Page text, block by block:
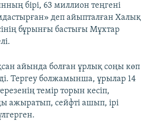
бірі, 63 миллион теңгені
деп айыпталған Халық
бұрынғы бастығы Мұхтар
айында болған ұрлық соңы көп
Тергеу болжамынша, ұрылар 14
темір торын кесіп,
ажыратып, сейфті ашып, ірі